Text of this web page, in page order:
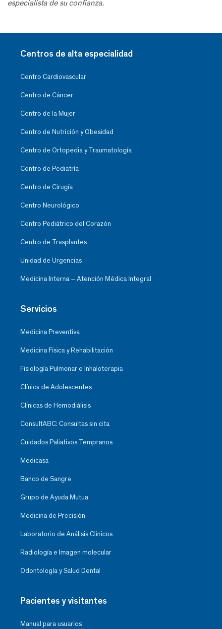
especialista de su confianza.
Centros de alta especialidad
Centro Cardiovascular
Centro de Cáncer
Centro de la Mujer
Centro de Nutrición y Obesidad
Centro de Ortopedia y Traumatología
Centro de Pediatría
Centro de Cirugía
Centro Neurológico
Centro Pediátrico del Corazón
Centro de Trasplantes
Unidad de Urgencias
Medicina Interna – Atención Médica Integral
Servicios
Medicina Preventiva
Medicina Física y Rehabilitación
Fisiología Pulmonar e Inhaloterapia
Clínica de Adolescentes
Clínicas de Hemodiálisis
ConsultABC: Consultas sin cita
Cuidados Paliativos Tempranos
Medicasa
Banco de Sangre
Grupo de Ayuda Mutua
Medicina de Precisión
Laboratorio de Análisis Clínicos
Radiología e Imagen molecular
Odontología y Salud Dental
Pacientes y visitantes
Manual para usuarios